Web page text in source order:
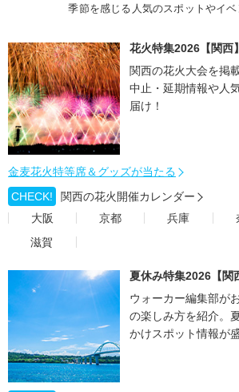
季節を感じる人気のスポットやイ
花火特集2026【関西】
関西の花火大会を掲
中止・延期情報や人
届け！
金麦花火特等席＆グッズが当たる
CHECK!
関西の花火開催カレンダー
大阪
京都 兵庫
滋賀
夏休み特集2026【関
ウォーカー編集部が
の楽しみ方を紹介。
かけスポット情報が